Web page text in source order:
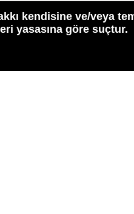
kendisine ve/veya
yasasına göre suçtur.